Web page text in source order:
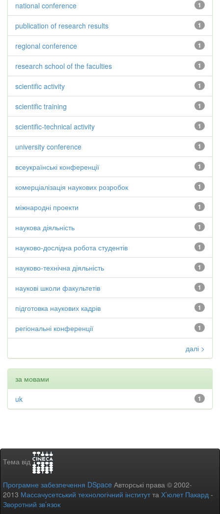
1
national conference
1
publication of research results
1
regional conference
1
research school of the faculties
1
scientific activity
1
scientific training
1
scientific-technical activity
1
university conference
1
всеукраїнські конференції
1
комерціалізація наукових розробок
1
міжнародні проекти
1
наукова діяльність
1
науково-дослідна робота студентів
1
науково-технічна діяльність
1
наукові школи факультетів
1
підготовка наукових кадрів
1
регіональні конференції
далі >
за мовами
1
uk
Тема від
Програмне забезпечення DSpace Авторські права © 2002-
2013 Массачусетський технологічний інститутта Х’юлет Пакард -
Зворотний зв’язок